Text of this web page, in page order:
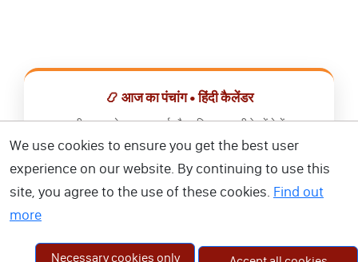
📿 आज का पंचांग • हिंदी कैलेंडर
सभी व्रत, त्योहार, शुभ मुहूर्त और राशिफल एक ही ऐप में देखें।
📅 हिंदी कैलेंडर ऐप डाउनलोड करें
We use cookies to ensure you get the best user
experience on our website. By continuing to use this
site, you agree to the use of these cookies. Find out
more
Necessary cookies only